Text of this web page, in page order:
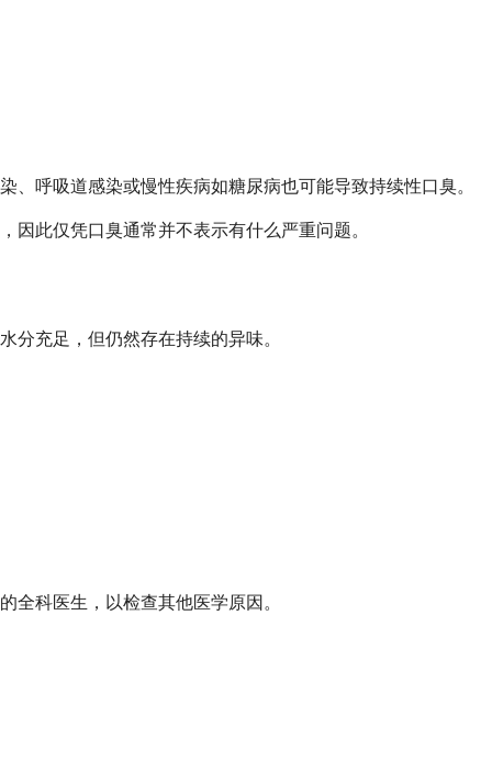
呼吸道感染或慢性疾病如糖尿病也可能导致持续性口臭。
此仅凭口臭通常并不表示有什么严重问题。
分充足，但仍然存在持续的异味。
全科医生，以检查其他医学原因。